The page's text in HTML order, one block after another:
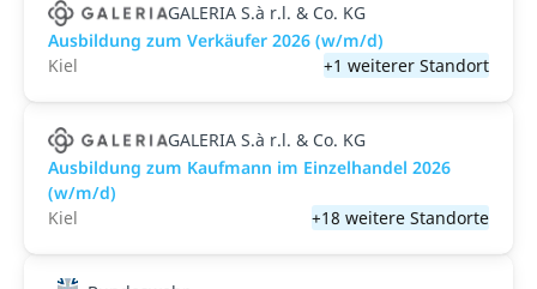
GALERIA S.à r.l. & Co. KG
Ausbildung zum Verkäufer 2026 (w/m/d)
Kiel
+1 weiterer Standort
GALERIA S.à r.l. & Co. KG
Ausbildung zum Kaufmann im Einzelhandel 2026
(w/m/d)
Kiel
+18 weitere Standorte